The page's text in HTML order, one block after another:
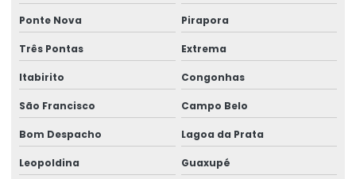
Empresa técnica em perícia
Empresa de treinamentos para ambientes corporativos
Empresa de treinamentos para ambientes de trabalho
Empresa de treinamentos in company
Ponte Nova Pirapora
Três Pontas Extrema
Itabirito Congonhas
São Francisco Campo Belo
Bom Despacho Lagoa da Prata
Leopoldina Guaxupé